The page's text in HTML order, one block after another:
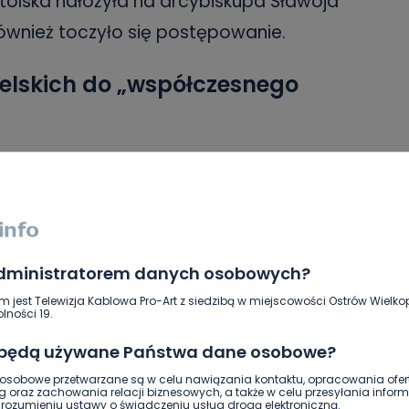
danych osobowych?
jest Telewizja Kablowa Pro-Art z siedzibą w miejscowości Ostrów
19.
używane Państwa dane osobowe?
przetwarzane są w celu nawiązania kontaktu, opracowania
oraz zachowania relacji biznesowych, a także w celu przesyłania
ustawy o świadczeniu usług drogą elektroniczną.
toczyło się postępowanie.
do „współczesnego
po premierze
się zarzuty pod adresem ówczesnego
biskupa Edwarda Janiaka, jakoby
nie zrobił wystarczająco dużo, by
kaliski Edward Janiak napisał list do